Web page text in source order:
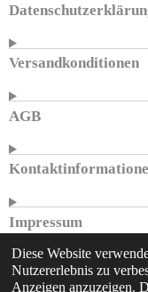
Diese Website
Nutzererlebnis zu
Anzeigen anzuzeigen.
Versandkonditionen
AGB
Impressum
© 2023 - 2026 al-